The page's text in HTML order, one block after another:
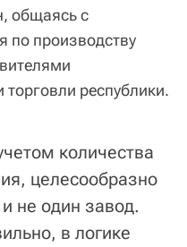
общаясь с
по производству
республики.
количества
целесообразно
не один завод.
в логике